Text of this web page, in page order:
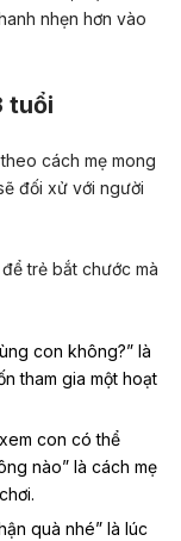
nhẹn hơn vào
tuổi
cách mẹ mong
đối xử với người
trẻ bắt chước mà
con không?” là
tham gia một hoạt
con có thể
nào” là cách mẹ
quà nhé” là lúc